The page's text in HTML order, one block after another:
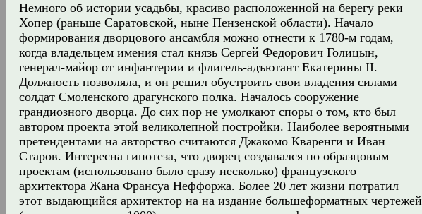
Немного об истории усадьбы, красиво расположенной на берегу реки
Хопер (раньше Саратовской, ныне Пензенской области). Начало
формирования дворцового ансамбля можно отнести к 1780-м годам,
когда владельцем имения стал князь Сергей Федорович Голицын,
генерал-майор от инфантерии и флигель-адъютант Екатерины II.
Должность позволяла, и он решил обустроить свои владения силами
солдат Смоленского драгунского полка. Началось сооружение
грандиозного дворца. До сих пор не умолкают споры о том, кто был
автором проекта этой великолепной постройки. Наиболее вероятными
претендентами на авторство считаются Джакомо Кваренги и Иван
Старов. Интересна гипотеза, что дворец создавался по образцовым
проектам (использовано было сразу несколько) французского
архитектора Жана Франсуа Неффоржа. Более 20 лет жизни потратил
этот выдающийся архитектор на на издание большеформатных чертежей